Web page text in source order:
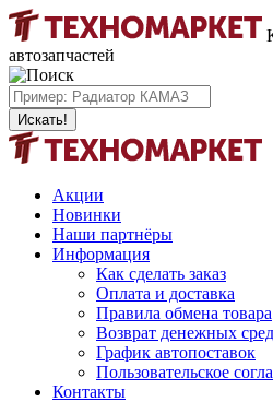
автозапчастей
Искать!
Акции
Новинки
Наши партнёры
Информация
Как сделать заказ
Оплата и доставка
Правила обмена товара
Возврат денежных
График автопоставок
Пользовательское
Контакты